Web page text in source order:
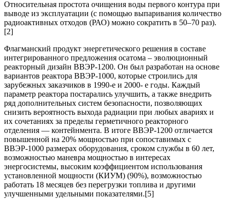
Относительная простота очищения воды первого контура при
выводе из эксплуатации (с помощью выпаривания количество
радиоактивных отходов (РАО) можно сократить в 50–70 раз).
[2]
Флагманский продукт энергетического решения в составе
интегрированного предложения осатома – эволюционный
реакторный дизайн ВВЭР-1200. Он был разработан на основе
вариантов реактора ВВЭР-1000, которые строились для
зарубежных заказчиков в 1990-е и 2000- е годы. Каждый
параметр реактора постарались улучшить, а также внедрить
ряд дополнительных систем безопасности, позволяющих
снизить вероятность выхода радиации при любых авариях и
их сочетаниях за пределы герметичного реакторного
отделения — контейнмента. В итоге ВВЭР-1200 отличается
повышенной на 20% мощностью при сопоставимых с
ВВЭР-1000 размерах оборудования, сроком службы в 60 лет,
возможностью маневра мощностью в интересах
энергосистемы, высоким коэффициентом использования
установленной мощности (КИУМ) (90%), возможностью
работать 18 месяцев без перегрузки топлива и другими
улучшенными удельными показателями.[5]